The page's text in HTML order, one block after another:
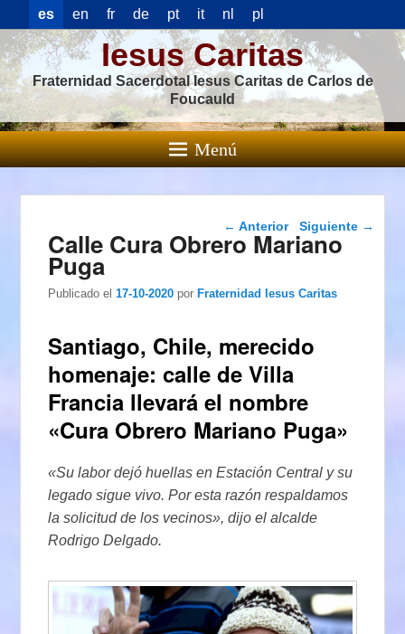
es en fr de pt it nl pl
Iesus Caritas
Fraternidad Sacerdotal Iesus Caritas de Carlos de
Foucauld
Menú
Navegación de
entradas
← Anterior Siguiente →
Calle Cura Obrero Mariano
Puga
Publicado el 17-10-2020 porFraternidad Iesus Caritas
Santiago, Chile, merecido
homenaje: calle de Villa
Francia llevará el nombre
«Cura Obrero Mariano Puga»
«Su labor dejó huellas en Estación Central y su
legado sigue vivo. Por esta razón respaldamos
la solicitud de los vecinos», dijo el alcalde
Rodrigo Delgado.